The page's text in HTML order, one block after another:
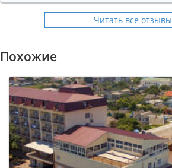
Читать все отзывы
Похожие